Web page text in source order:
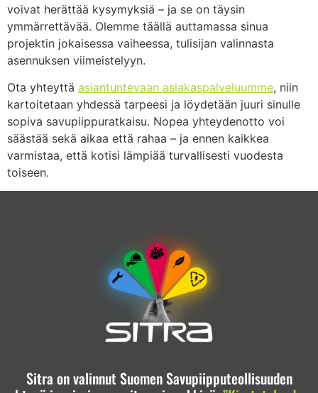
voivat herättää kysymyksiä – ja se on täysin
ymmärrettävää. Olemme täällä auttamassa sinua
projektin jokaisessa vaiheessa, tulisijan valinnasta
asennuksen viimeistelyyn.
Ota yhteyttä asiantuntevaan asiakaspalveluumme, niin
kartoitetaan yhdessä tarpeesi ja löydetään juuri sinulle
sopiva savupiippuratkaisu. Nopea yhteydenotto voi
säästää sekä aikaa että rahaa – ja ennen kaikkea
varmistaa, että kotisi lämpiää turvallisesti vuodesta
toiseen.
Sitra on valinnut Suomen Savupiipputeollisuuden